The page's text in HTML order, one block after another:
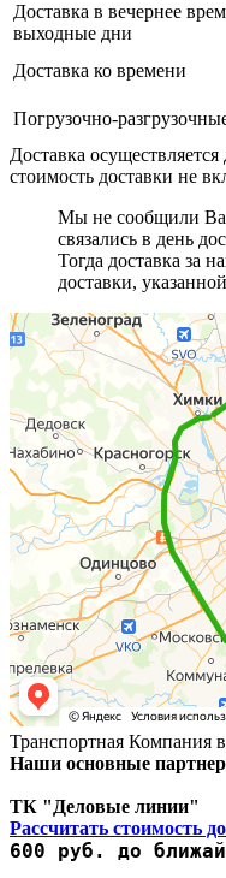
Доставка в вечернее
выходные дни
Доставка ко времени
Погрузочно-
Доставка
стоимость доставки не
Мы не сообщили
связались в день
Тогда доставка за
доставки,
Транспортная Компания
Наши основные
ТК "Деловые линии"
Рассчитать стоимость
600 руб. до